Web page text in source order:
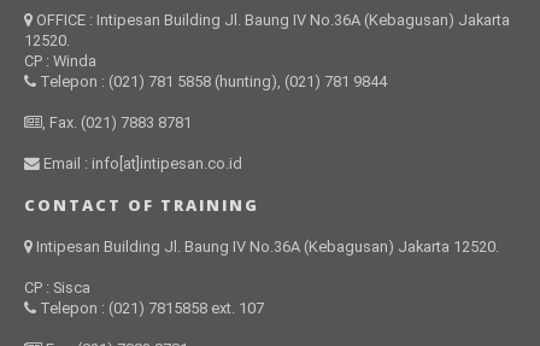
OFFICE : Intipesan Building Jl. Baung IV No.36A (Kebagusan) Jakarta
12520.
CP : Winda
Telepon : (021) 781 5858 (hunting), (021) 781 9844
, Fax. (021) 7883 8781
Email : info[at]intipesan.co.id
CONTACT OF TRAINING
Intipesan Building Jl. Baung IV No.36A (Kebagusan) Jakarta 12520.
CP : Sisca
Telepon : (021) 7815858 ext. 107